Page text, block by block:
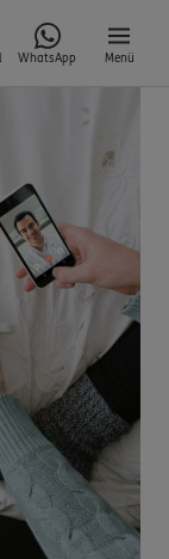
WhatsApp Menü